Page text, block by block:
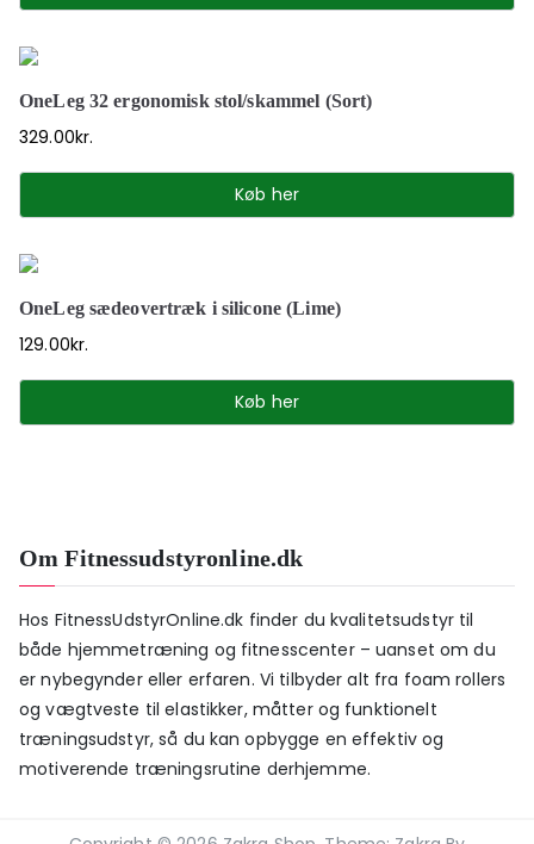
OneLeg 32 ergonomisk stol/skammel (Sort)
329.00kr.
Køb her
OneLeg sædeovertræk i silicone (Lime)
129.00kr.
Køb her
Om Fitnessudstyronline.dk
Hos FitnessUdstyrOnline.dk finder du kvalitetsudstyr til
både hjemmetræning og fitnesscenter – uanset om du
er nybegynder eller erfaren. Vi tilbyder alt fra foam rollers
og vægtveste til elastikker, måtter og funktionelt
træningsudstyr, så du kan opbygge en effektiv og
motiverende træningsrutine derhjemme.